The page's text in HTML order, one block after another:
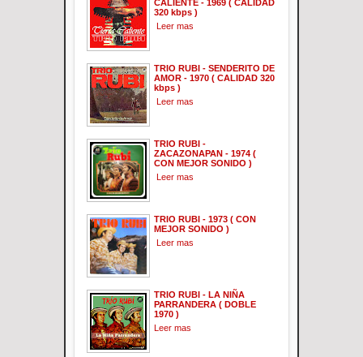
CALIENTE - 1969 ( CALIDAD
320 kbps )
Leer mas
TRIO RUBI - SENDERITO DE
AMOR - 1970 ( CALIDAD 320
kbps )
Leer mas
TRIO RUBI -
ZACAZONAPAN - 1974 (
CON MEJOR SONIDO )
Leer mas
TRIO RUBI - 1973 ( CON
MEJOR SONIDO )
Leer mas
TRIO RUBI - LA NIÑA
PARRANDERA ( DOBLE
1970 )
Leer mas